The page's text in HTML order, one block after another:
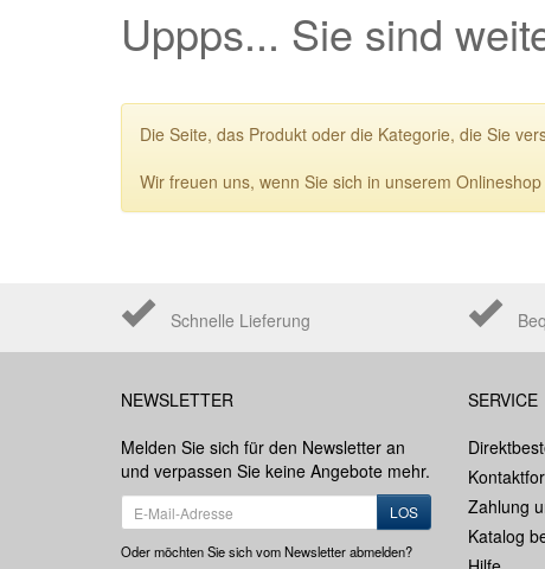
Uppps... Sie sind
Die Seite, das Produkt oder die Kategorie, die Sie
Wir freuen uns, wenn Sie sich in unserem
Schnelle Lieferung
NEWSLETTER
Melden Sie sich für den Newsletter an
und verpassen Sie keine Angebote mehr.
LOS
Oder möchten Sie sich vom Newsletter abmelden?
SERVICE
Zahlung
Katalog